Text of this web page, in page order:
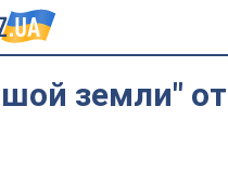
земли"